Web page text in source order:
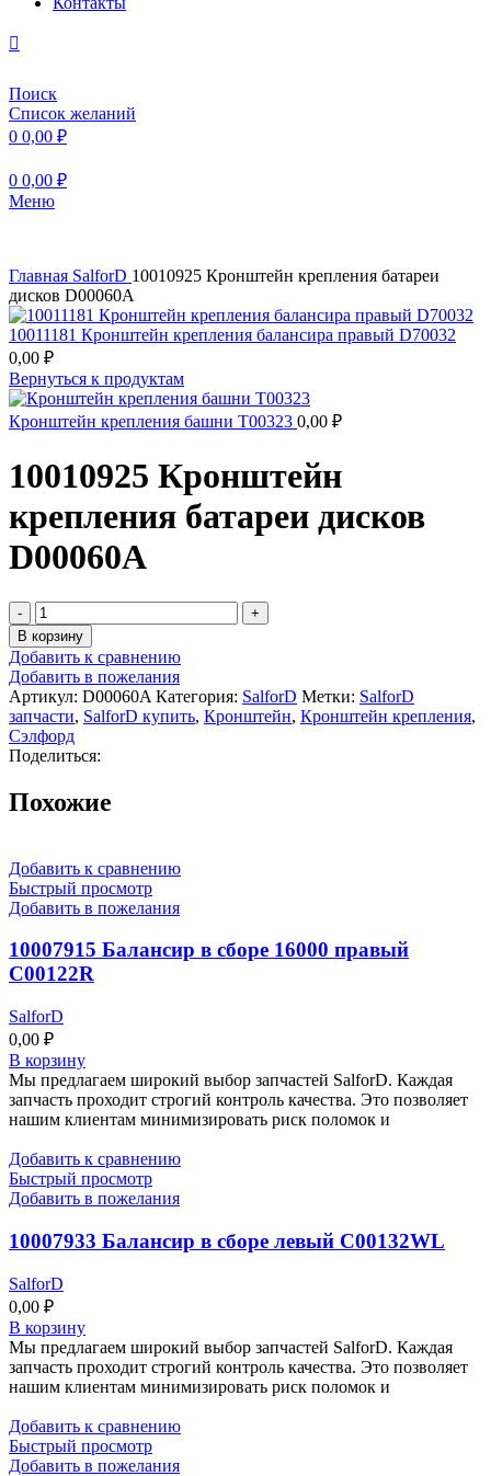
Поиск
Список желаний
0 0,00 ₽
0 0,00 ₽
Меню
Главная SalforD 10010925 Кронштейн крепления батареи
дисков D00060A
10011181 Кронштейн крепления балансира правый D70032
0,00 ₽
Вернуться к продуктам
Кронштейн крепления башни T00323 0,00 ₽
10010925 Кронштейн
крепления батареи дисков
D00060A
В корзину
Добавить к сравнению
Добавить в пожелания
Артикул: D00060A Категория: SalforD Метки: SalforD
запчасти, SalforD купить, Кронштейн, Кронштейн крепления,
Сэлфорд
Поделиться:
Похожие
Добавить к сравнению
Быстрый просмотр
Добавить в пожелания
10007915 Балансир в сборе 16000 правый
C00122R
SalforD
0,00 ₽
В корзину
Мы предлагаем широкий выбор запчастей SalforD. Каждая
запчасть проходит строгий контроль качества. Это позволяет
нашим клиентам минимизировать риск поломок и
Добавить к сравнению
Быстрый просмотр
Добавить в пожелания
10007933 Балансир в сборе левый C00132WL
SalforD
0,00 ₽
В корзину
Мы предлагаем широкий выбор запчастей SalforD. Каждая
запчасть проходит строгий контроль качества. Это позволяет
нашим клиентам минимизировать риск поломок и
Добавить к сравнению
Быстрый просмотр
Добавить в пожелания